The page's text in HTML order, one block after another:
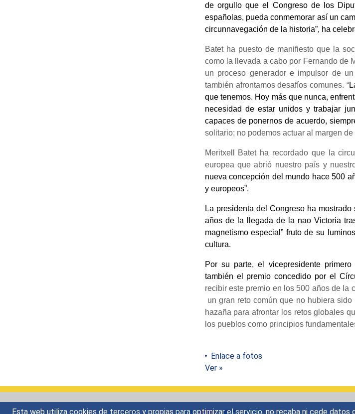
Esta web utiliza cookies de terceros y propias para optimizar el servicio, no recaba ni cede
de orgullo que el Congreso de los
españolas, pueda conmemorar así un
circunnavegación de la historia”, ha
Batet ha puesto de manifiesto que la
como la llevada a cabo por Fernando de
un proceso generador e impulsor de
también afrontamos desafíos comunes. “
que tenemos. Hoy más que nunca,
necesidad de estar unidos y trabajar
capaces de ponernos de acuerdo,
solitario; no podemos actuar al margen
Meritxell Batet ha recordado que la
europea que abrió nuestro país y
nueva concepción del mundo hace 500
y europeos”.
La presidenta del Congreso ha
años de la llegada de la nao Victoria
magnetismo especial” fruto de su
cultura.
Por su parte, el vicepresidente
también el premio concedido por el
recibir este premio en los 500 años de la
un gran reto común que no hubiera
hazaña para afrontar los retos globales
los pueblos como principios
Enlace a fotos
Ver »